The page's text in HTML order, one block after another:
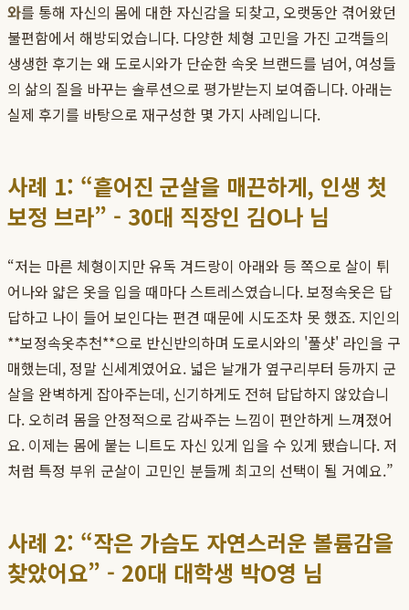
와를 통해 자신의 몸에 대한 자신감을 되찾고, 오랫동안 겪어왔던
불편함에서 해방되었습니다. 다양한 체형 고민을 가진 고객들의
생생한 후기는 왜 도로시와가 단순한 속옷 브랜드를 넘어, 여성들
의 삶의 질을 바꾸는 솔루션으로 평가받는지 보여줍니다. 아래는
실제 후기를 바탕으로 재구성한 몇 가지 사례입니다.
사례 1: “흩어진 군살을 매끈하게, 인생 첫
보정 브라” - 30대 직장인 김O나 님
“저는 마른 체형이지만 유독 겨드랑이 아래와 등 쪽으로 살이 튀
어나와 얇은 옷을 입을 때마다 스트레스였습니다. 보정속옷은 답
답하고 나이 들어 보인다는 편견 때문에 시도조차 못 했죠. 지인의
**보정속옷추천**으로 반신반의하며 도로시와의 '풀샷' 라인을 구
매했는데, 정말 신세계였어요. 넓은 날개가 옆구리부터 등까지 군
살을 완벽하게 잡아주는데, 신기하게도 전혀 답답하지 않았습니
다. 오히려 몸을 안정적으로 감싸주는 느낌이 편안하게 느껴졌어
요. 이제는 몸에 붙는 니트도 자신 있게 입을 수 있게 됐습니다. 저
처럼 특정 부위 군살이 고민인 분들께 최고의 선택이 될 거예요.”
사례 2: “작은 가슴도 자연스러운 볼륨감을
찾았어요” - 20대 대학생 박O영 님